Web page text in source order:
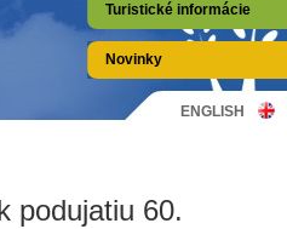
Turistické informácie
Novinky
ENGLISH
podujatiu 60.